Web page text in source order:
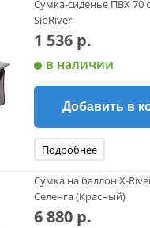
Сумка-сиденье ПВХ 70
SibRiver
1 536 р.
в наличии
Добавить в
Подробнее
Сумка на баллон X-
Селенга (Красный)
6 880 р.